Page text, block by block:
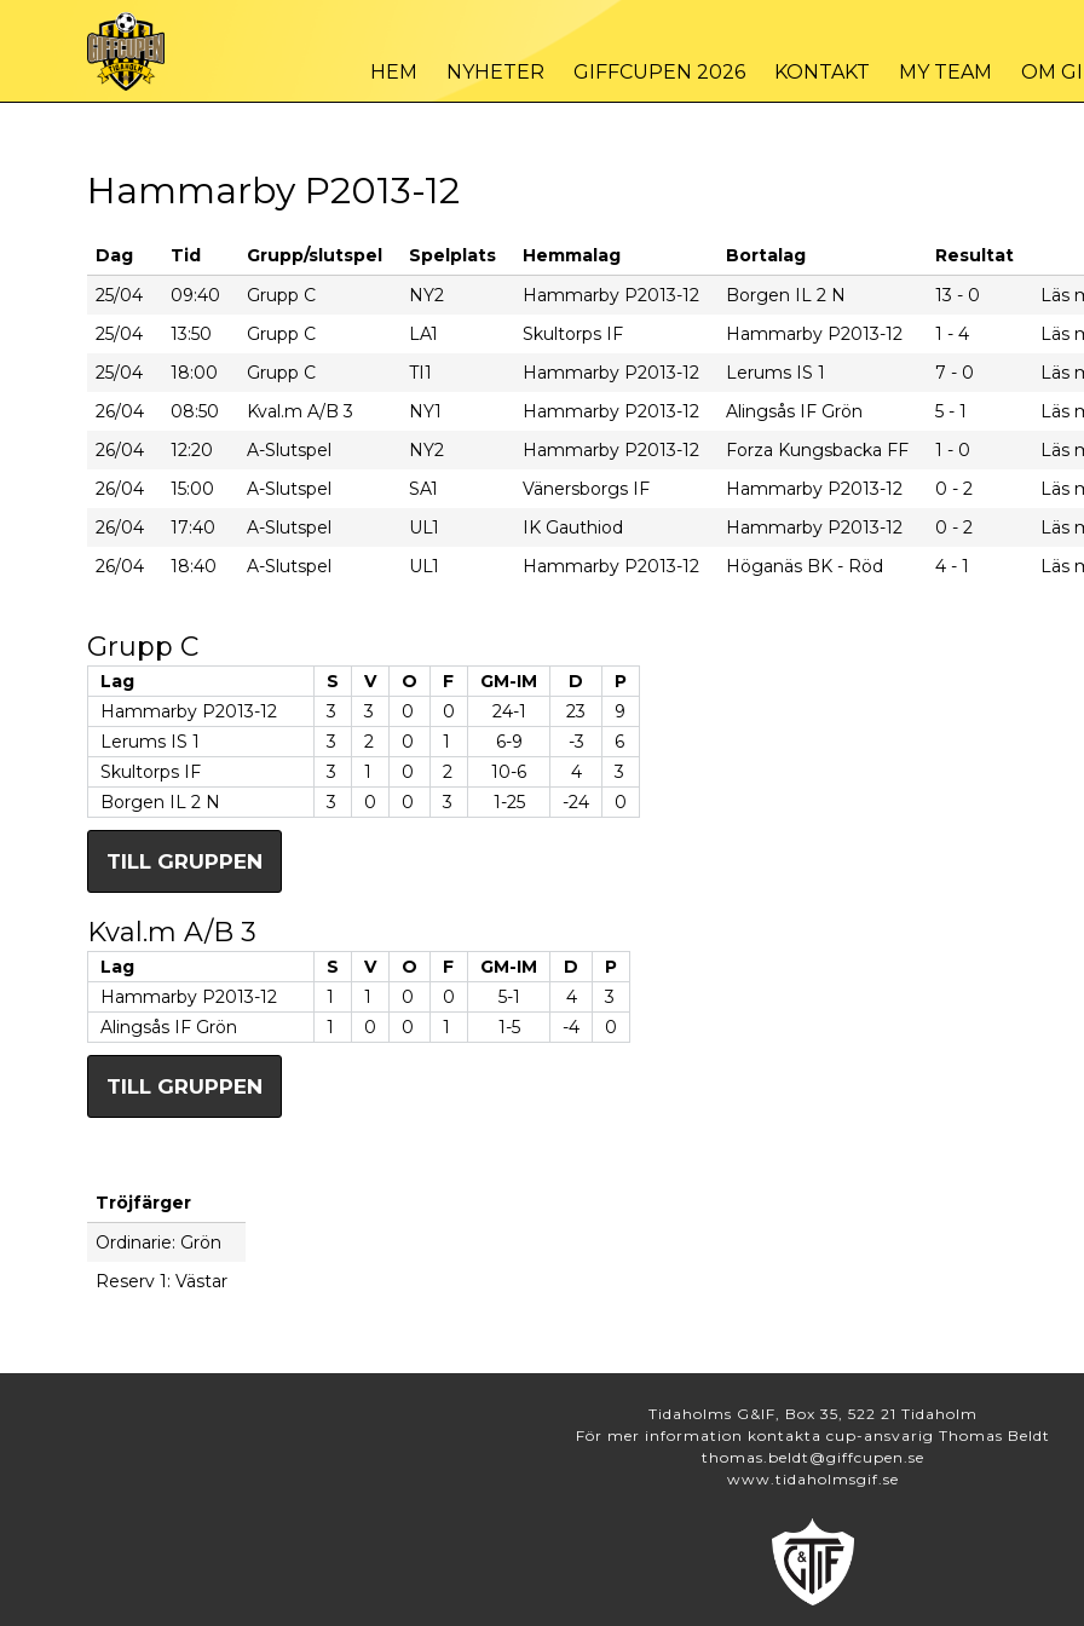
HEM NYHETER GIFFCUPEN 2026 KONTAKT MY TEAM OM
Hammarby P2013-12
Dag Tid Grupp/slutspel Spelplats Hemmalag Bortalag
Resultat
25/04
09:40 Grupp C NY2 Hammarby P2013-12 Borgen IL 2 N 13 - 0
Läs
25/04
13:50 Grupp C LA1 Skultorps IF Hammarby P2013-12 1 - 4
Läs
25/04
18:00 Grupp C TI1 Hammarby P2013-12 Lerums IS 1 7 - 0
Läs
26/04
08:50 Kval.m A/B 3 NY1 Hammarby P2013-12 Alingsås IF Grön 5 - 1
Läs
26/04
12:20 A-Slutspel NY2 Hammarby P2013-12 Forza Kungsbacka FF 1 - 0
Läs
26/04
15:00 A-Slutspel SA1 Vänersborgs IF Hammarby P2013-12 0 - 2
Läs
26/04
17:40 A-Slutspel UL1 IK Gauthiod Hammarby P2013-12 0 - 2
Läs
26/04
18:40 A-Slutspel UL1 Hammarby P2013-12 Höganäs BK - Röd 4 - 1 Läs
Grupp C
Lag S V O F GM-IM D
P
Hammarby P2013-12
3 3 0 0 24-1 23
9
Lerums IS 1
3 2 0 1 6-9 -3
6
Skultorps IF
3 1 0 2 10-6 4
3
Borgen IL 2 N
3 0 0 3 1-25 -24 0
TILL GRUPPEN
Kval.m A/B 3
Lag S V O F GM-IM D
P
Hammarby P2013-12
1 1 0 0 5-1 4
3
Alingsås IF Grön
1 0 0 1 1-5 -4 0
TILL GRUPPEN
Tröjfärger
Ordinarie: Grön
Reserv 1: Västar
Tidaholms G&IF, Box 35, 522 21 Tidaholm
För mer information kontakta cup-ansvarig Thomas Beldt
thomas.beldt@giffcupen.se
www.tidaholmsgif.se